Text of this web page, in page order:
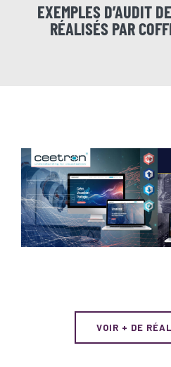
EXEMPLES D’AUDIT
RÉALISÉS PAR
CEETRON
VOIR + DE